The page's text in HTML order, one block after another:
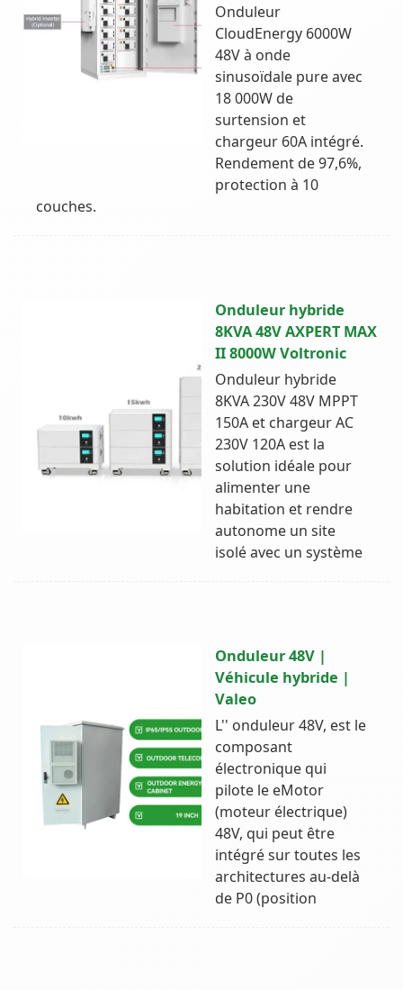
Onduleur
CloudEnergy 6000W
48V à onde
sinusoïdale pure avec
18 000W de
surtension et
chargeur 60A intégré.
Rendement de 97,6%,
protection à 10
couches.
Onduleur hybride
8KVA 48V AXPERT MAX
II 8000W Voltronic
Onduleur hybride
8KVA 230V 48V MPPT
150A et chargeur AC
230V 120A est la
solution idéale pour
alimenter une
habitation et rendre
autonome un site
isolé avec un système
Onduleur 48V |
Véhicule hybride |
Valeo
L'' onduleur 48V, est le
composant
électronique qui
pilote le eMotor
(moteur électrique)
48V, qui peut être
intégré sur toutes les
architectures au-delà
de P0 (position